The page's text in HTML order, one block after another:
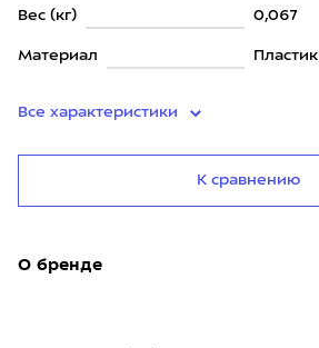
Вес (кг) 0,067
Материал Пластик
Все характеристики
К сравнению
О бренде